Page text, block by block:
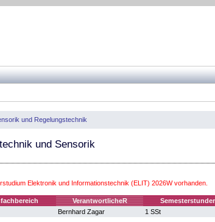
und Regelungstechnik
und Sensorik
Elektronik und Informationstechnik (ELIT) 2026W vorhanden.
VerantwortlicheR
Bernhard Zagar 1 SSt